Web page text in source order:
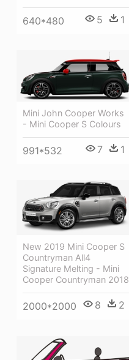
640*480 5 1
Mini John Cooper Works
- Mini Cooper S Colours
991*532 7 1
New 2019 Mini Cooper S
Countryman All4
Signature Melting - Mini
Cooper Countryman 2018
2000*2000 8 2